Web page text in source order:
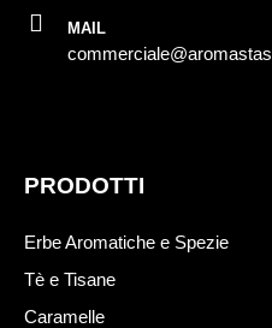
MAIL
PRODOTTI
Erbe Aromatiche e Spezie
Tè e Tisane
Caramelle